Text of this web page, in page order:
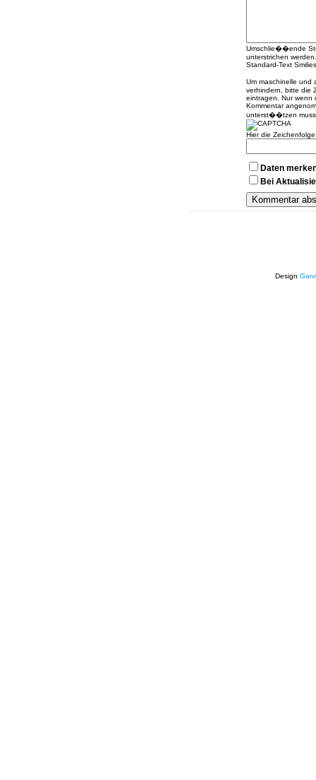
Umschlie��ende
unterstrichen werden.
Standard-Text
Um maschinelle
verhindern, bitte die
eintragen. Nur wenn
Kommentar
unterst��tzen muss
Hier die
Daten
Bei
Design